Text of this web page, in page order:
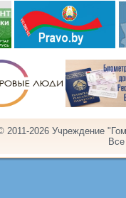
2011-2026 Учреждение